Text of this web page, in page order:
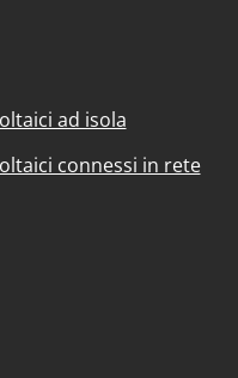
ad isola
connessi in rete